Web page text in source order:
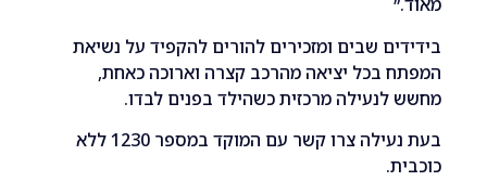
שבים ומזכירים להורים להקפיד על נשיאת
בכל יציאה מהרכב קצרה וארוכה כאחת,
מרכזית כשהילד בפנים לבדו.
בעת נעילה צרו קשר עם המוקד במספר 1230 ללא